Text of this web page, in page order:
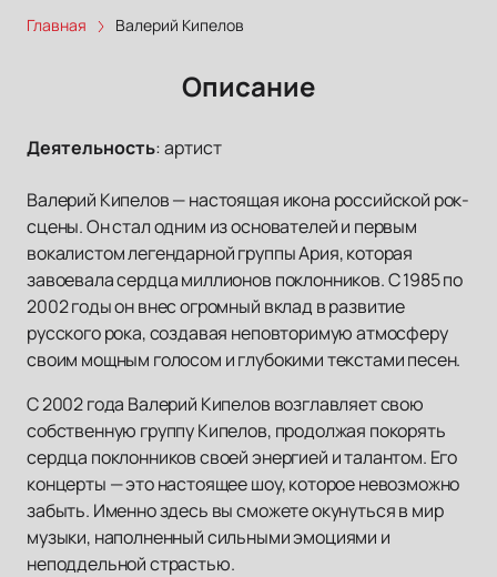
Главная Валерий Кипелов
Описание
Деятельность:артист
Валерий Кипелов — настоящая икона российской рок-
сцены. Он стал одним из основателей и первым
вокалистом легендарной группы Ария, которая
завоевала сердца миллионов поклонников. С 1985 по
2002 годы он внес огромный вклад в развитие
русского рока, создавая неповторимую атмосферу
своим мощным голосом и глубокими текстами песен.
С 2002 года Валерий Кипелов возглавляет свою
собственную группу Кипелов, продолжая покорять
сердца поклонников своей энергией и талантом. Его
концерты — это настоящее шоу, которое невозможно
забыть. Именно здесь вы сможете окунуться в мир
музыки, наполненный сильными эмоциями и
неподдельной страстью.